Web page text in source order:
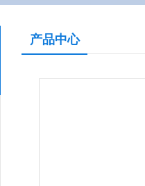
产品中心